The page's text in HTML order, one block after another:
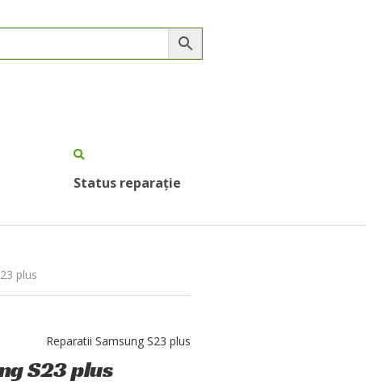
Status reparație
plus
Reparatii Samsung S23 plus
S23 plus